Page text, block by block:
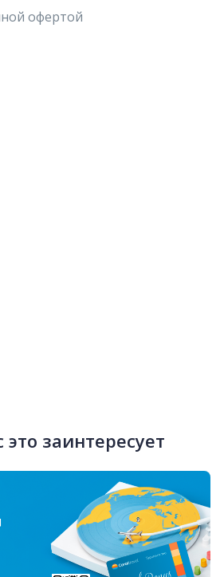
офертой
заинтересует